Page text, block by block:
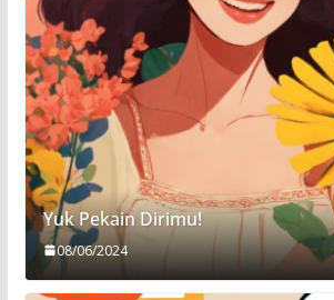
Yuk Pekain Dirimu!
08/06/2024